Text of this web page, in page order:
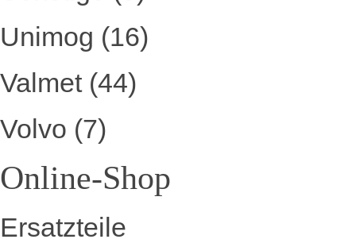
Unimog (16)
Valmet(44)
Volvo (7)
Online-Shop
Ersatzteile